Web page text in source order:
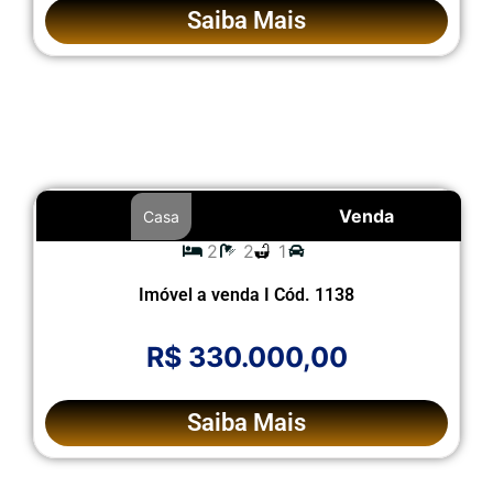
Saiba Mais
Venda
Casa
2 2 1
Imóvel a venda I Cód. 1138
R$ 330.000,00
Saiba Mais